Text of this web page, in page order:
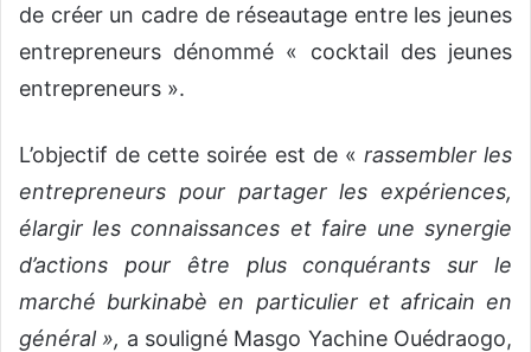
de créer un cadre de réseautage entre les jeunes
entrepreneurs dénommé « cocktail des jeunes
entrepreneurs ».
L’objectif de cette soirée est de « rassembler les
entrepreneurs pour partager les expériences,
élargir les connaissances et faire une synergie
d’actions pour être plus conquérants sur le
marché burkinabè en particulier et africain en
général », a souligné Masgo Yachine Ouédraogo,